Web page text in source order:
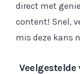
direct met
content! Snel,
mis deze kans